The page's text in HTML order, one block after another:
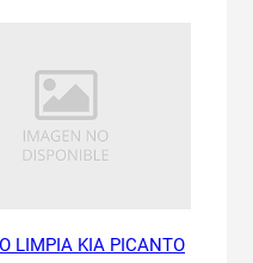
LIMPIA KIA PICANTO